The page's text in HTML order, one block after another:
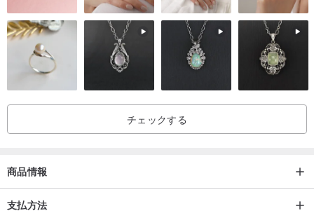
チェックする
商品情報
支払方法